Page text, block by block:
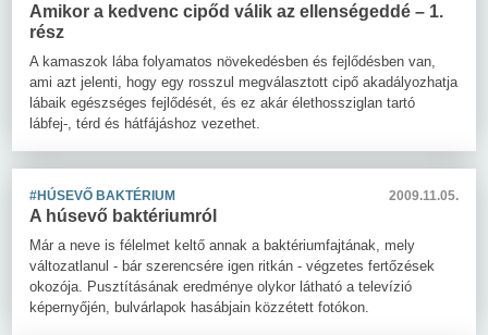
Amikor a kedvenc cipőd válik az ellenségeddé – 1.
rész
A kamaszok lába folyamatos növekedésben és fejlődésben van,
ami azt jelenti, hogy egy rosszul megválasztott cipő akadályozhatja
lábaik egészséges fejlődését, és ez akár élethossziglan tartó
lábfej-, térd és hátfájáshoz vezethet.
#HÚSEVŐ BAKTÉRIUM 2009.11.05.
A húsevő baktériumról
Már a neve is félelmet keltő annak a baktériumfajtának, mely
változatlanul - bár szerencsére igen ritkán - végzetes fertőzések
okozója. Pusztításának eredménye olykor látható a televízió
képernyőjén, bulvárlapok hasábjain közzétett fotókon.